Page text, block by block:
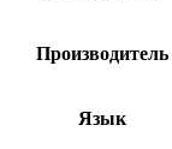
Производитель
Язык